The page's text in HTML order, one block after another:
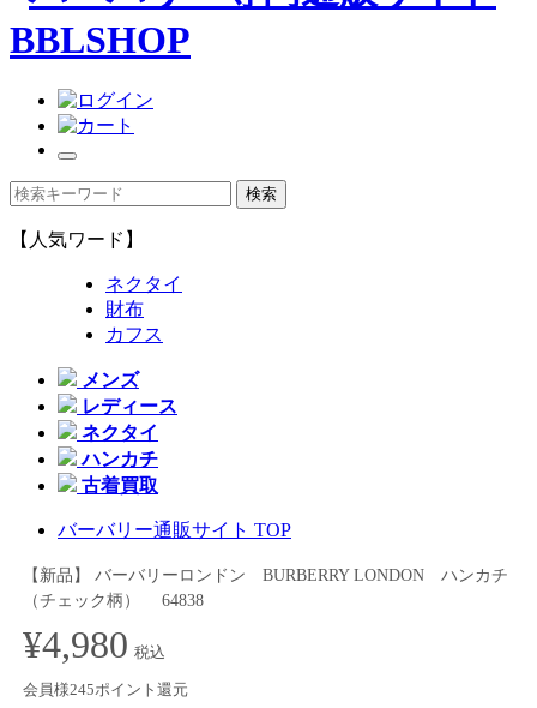
【人気ワード】
ネクタイ
財布
カフス
メンズ
レディース
ネクタイ
ハンカチ
古着買取
バーバリー通販サイト TOP
【新品】 バーバリーロンドン BURBERRY LONDON ハンカチ
（チェック柄） 64838
¥4,980 税込
会員様245ポイント還元